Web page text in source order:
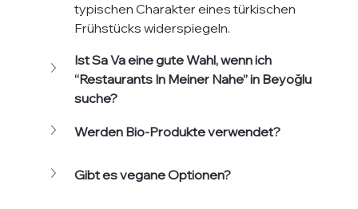
typischen Charakter eines türkischen
Frühstücks widerspiegeln.
Ist Sa Va eine gute Wahl, wenn ich
“Restaurants In Meiner Nahe” in Beyoğlu
suche?
Werden Bio-Produkte verwendet?
Gibt es vegane Optionen?